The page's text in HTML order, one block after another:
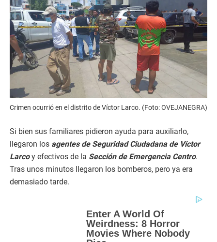
Crimen ocurrió en el distrito de Víctor Larco. (Foto: OVEJANEGRA)
Si bien sus familiares pidieron ayuda para auxiliarlo,
llegaron los agentes de Seguridad Ciudadana de Víctor
Larcoy efectivos de la Sección de Emergencia Centro.
Tras unos minutos llegaron los bomberos, pero ya era
demasiado tarde.